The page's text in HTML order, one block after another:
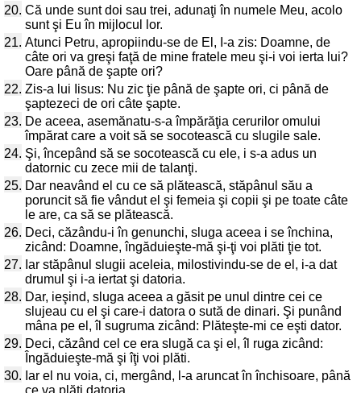
20. Că unde sunt doi sau trei, adunaţi în numele Meu, acolo
sunt şi Eu în mijlocul lor.
21. Atunci Petru, apropiindu-se de El, I-a zis: Doamne, de
câte ori va greşi faţă de mine fratele meu şi-i voi ierta lui?
Oare până de şapte ori?
22. Zis-a lui Iisus: Nu zic ţie până de şapte ori, ci până de
şaptezeci de ori câte şapte.
23. De aceea, asemănatu-s-a împărăţia cerurilor omului
împărat care a voit să se socotească cu slugile sale.
24. Şi, începând să se socotească cu ele, i s-a adus un
datornic cu zece mii de talanţi.
25. Dar neavând el cu ce să plătească, stăpânul său a
poruncit să fie vândut el şi femeia şi copii şi pe toate câte
le are, ca să se plătească.
26. Deci, căzându-i în genunchi, sluga aceea i se închina,
zicând: Doamne, îngăduieşte-mă şi-ţi voi plăti ţie tot.
27. Iar stăpânul slugii aceleia, milostivindu-se de el, i-a dat
drumul şi i-a iertat şi datoria.
28. Dar, ieşind, sluga aceea a găsit pe unul dintre cei ce
slujeau cu el şi care-i datora o sută de dinari. Şi punând
mâna pe el, îl sugruma zicând: Plăteşte-mi ce eşti dator.
29. Deci, căzând cel ce era slugă ca şi el, îl ruga zicând:
Îngăduieşte-mă şi îţi voi plăti.
30. Iar el nu voia, ci, mergând, l-a aruncat în închisoare, până
ce va plăti datoria.